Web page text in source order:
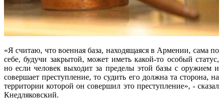
«Я считаю, что военная база, находящаяся в Армении, сама по
себе, будучи закрытой, может иметь какой-то особый статус,
но если человек выходит за пределы этой базы с оружием и
совершает преступление, то судить его должна та сторона, на
территории которой он совершил это преступление», - сказал
Кнедляковский.